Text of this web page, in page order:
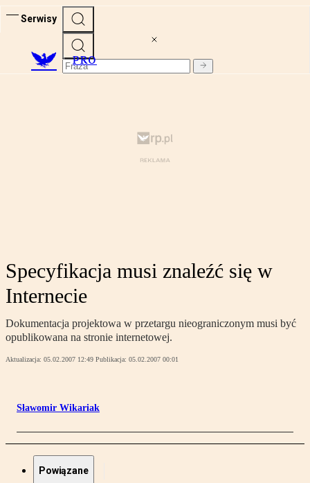
Serwisy
PRO
Specyfikacja musi znaleźć się w
Internecie
Dokumentacja projektowa w przetargu nieograniczonym musi być
opublikowana na stronie internetowej.
Aktualizacja: 05.02.2007 12:49 Publikacja: 05.02.2007 00:01
Sławomir Wikariak
Powiązane